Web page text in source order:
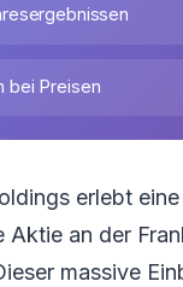
bei Preisen
erlebt
Aktie an der
massive